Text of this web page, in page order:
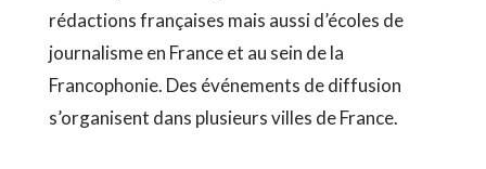
rédactions françaises mais aussi d’écoles de
journalisme en France et au sein de la
Francophonie. Des événements de diffusion
s’organisent dans plusieurs villes de France.